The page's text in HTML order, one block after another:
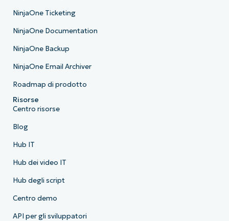
NinjaOne Ticketing
NinjaOne Documentation
NinjaOne Backup
NinjaOne Email Archiver
Roadmap di prodotto
Risorse
Centro risorse
Blog
Hub IT
Hub dei video IT
Hub degli script
Centro demo
API per gli sviluppatori